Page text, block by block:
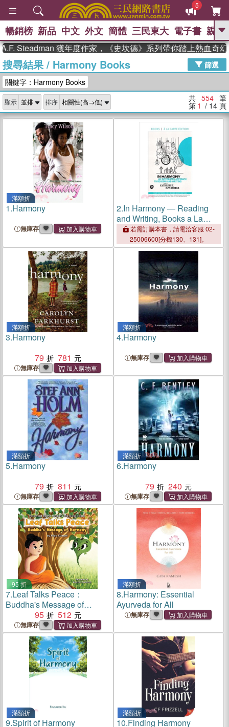
5
GO
熱搜： 東野圭吾 The Odyssey 、
如果歷史是一群喵 、 國際布克獎 臺灣
代 、 數學女孩：黎曼猜想 、 偉大的
迷走神經
暢銷榜 新品 中文 外文 簡體 三民東大 電子書 親子
獲年度作家，《史坎德》系列帶你踏上熱血奇幻旅程
搜尋結果/ Harmony Books
篩選
關鍵字：Harmony Books
顯示 排序 共 554 筆
第 1 / 14 頁
滿額折
1.Harmony
無庫存
2.In Harmony ― Reading
and Writing, Books a La
Carte Edition
若需訂購本書，請電洽客服 02-
25006600[分機130、131]。
滿額折
3.Harmony
79
781
無庫存
滿額折
4.Harmony
無庫存
滿額折
5.Harmony
79
811
無庫存
滿額折
6.Harmony
79
240
無庫存
95 折
7.Leaf Talks Peace：
Buddha's Message of
Harmony95 512
無庫存
滿額折
8.Harmony: Essential
Ayurveda for All
無庫存
滿額折
9.Spirit of Harmony
滿額折
10.Finding Harmony